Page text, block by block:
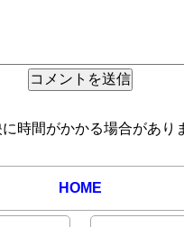
時間がかかる場合があり
HOME